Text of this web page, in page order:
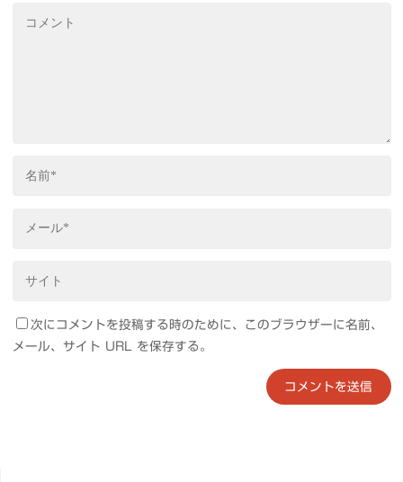
次にコメントを投稿する時のために、このブラウザーに名前、
メール、サイト URL を保存する。